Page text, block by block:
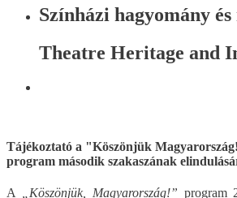
Színházi hagyomány
Theatre Heritage and
Tájékoztató a "Köszönjük
program második szakaszának
A „Köszönjük, Magyarország!” program